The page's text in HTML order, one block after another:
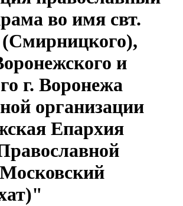
во имя свт.
и
г. Воронежа
организации
Епархия